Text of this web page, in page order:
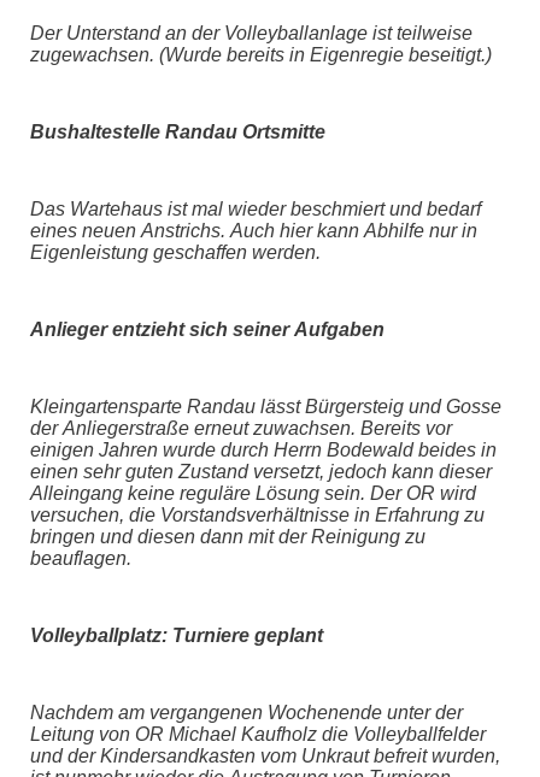
Der Unterstand an der Volleyballanlage ist teilweise
zugewachsen. (Wurde bereits in Eigenregie beseitigt.)
Bushaltestelle Randau Ortsmitte
Das Wartehaus ist mal wiederbeschmiertund bedarf
eines neuen Anstrichs. Auch hier kann Abhilfe nur in
Eigenleistung geschaffen werden.
Anlieger entzieht sich seiner Aufgaben
Kleingartensparte Randau lässt Bürgersteig und Gosse
der Anliegerstraße erneut zuwachsen. Bereits vor
einigen Jahren wurde durch Herrn Bodewald beides in
einen sehr guten Zustand versetzt, jedoch kann dieser
Alleingang keine reguläre Lösung sein. Der OR wird
versuchen, die Vorstandsverhältnisse in Erfahrung zu
bringen und diesen dann mit der Reinigung zu
beauflagen.
Volleyballplatz: Turniere geplant
Nachdem am vergangenen Wochenende unter der
Leitung von OR Michael Kaufholz die Volleyballfelder
und der Kindersandkasten vom Unkraut befreit wurden,